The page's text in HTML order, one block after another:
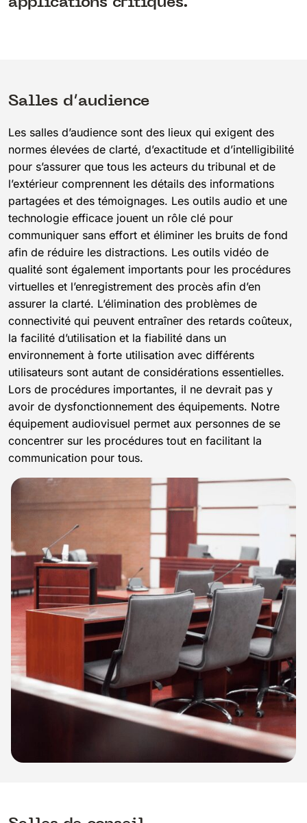
Salles d’audience
Les salles d’audience sont des lieux qui exigent des
normes élevées de clarté, d’exactitude et d’intelligibilité
pour s’assurer que tous les acteurs du tribunal et de
l’extérieur comprennent les détails des informations
partagées et des témoignages. Les outils audio et une
technologie efficace jouent un rôle clé pour
communiquer sans effort et éliminer les bruits de fond
afin de réduire les distractions. Les outils vidéo de
qualité sont également importants pour les procédures
virtuelles et l’enregistrement des procès afin d’en
assurer la clarté. L’élimination des problèmes de
connectivité qui peuvent entraîner des retards coûteux,
la facilité d’utilisation et la fiabilité dans un
environnement à forte utilisation avec différents
utilisateurs sont autant de considérations essentielles.
Lors de procédures importantes, il ne devrait pas y
avoir de dysfonctionnement des équipements. Notre
équipement audiovisuel permet aux personnes de se
concentrer sur les procédures tout en facilitant la
communication pour tous.